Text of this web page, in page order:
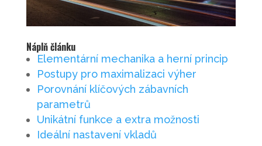
Náplň článku
Elementární mechanika a herní princip
Postupy pro maximalizaci výher
Porovnání klíčových zábavních
parametrů
Unikátní funkce a extra možnosti
Ideální nastavení vkladů